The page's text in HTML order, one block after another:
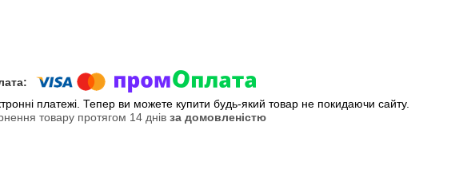
платежі. Тепер ви можете купити будь-який товар не покидаючи сайту.
товару протягом 14 днів за домовленістю